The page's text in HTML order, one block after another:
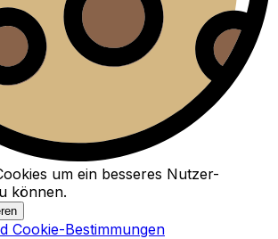
um ein besseres Nutzer-
können.
Cookie-Bestimmungen